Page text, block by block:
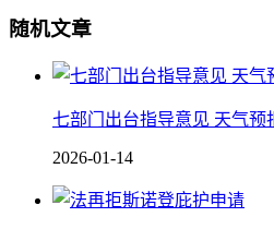
随机文章
七部门出台指导意见 天气预
2026-01-14